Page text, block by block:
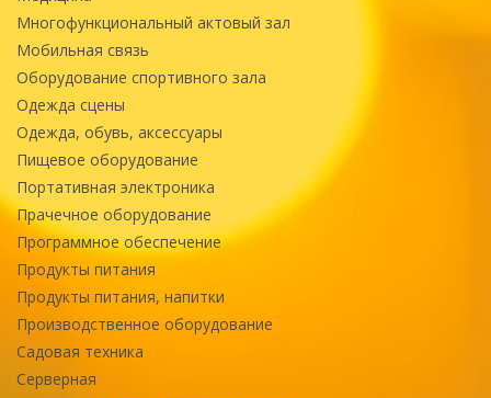
Многофункциональный актовый зал
Мобильная связь
Оборудование спортивного зала
Одежда сцены
Одежда, обувь, аксессуары
Пищевое оборудование
Портативная электроника
Прачечное оборудование
Программное обеспечение
Продукты питания
Продукты питания, напитки
Производственное оборудование
Садовая техника
Серверная